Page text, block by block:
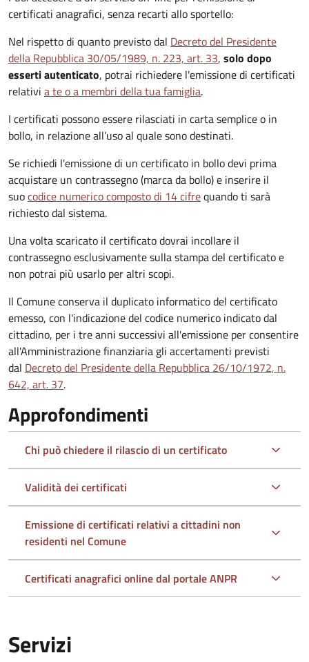
certificati anagrafici, senza recarti allo sportello:
Nel rispetto di quanto previsto dal Decreto del Presidente
della Repubblica 30/05/1989, n. 223, art. 33, solo dopo
esserti autenticato, potrai richiedere l'emissione di certificati
relativi a te o a membri della tua famiglia.
I certificati possono essere rilasciati in carta semplice o in
bollo, in relazione all’uso al quale sono destinati.
Se richiedi l'emissione di un certificato in bollo devi prima
acquistare un contrassegno (marca da bollo) e inserire il
suocodice numerico composto di 14 cifrequando ti sarà
richiesto dal sistema.
Una volta scaricato il certificato dovrai incollare il
contrassegno esclusivamente sulla stampa del certificato e
non potrai più usarlo per altri scopi.
Il Comune conserva il duplicato informatico del certificato
emesso, con l'indicazione del codice numerico indicato dal
cittadino, per i tre anni successivi all'emissione per consentire
all'Amministrazione finanziaria gli accertamenti previsti
dal Decreto del Presidente della Repubblica 26/10/1972, n.
642, art. 37.
Approfondimenti
Chi può chiedere il rilascio di un certificato
Validità dei certificati
Emissione di certificati relativi a cittadini non
residenti nel Comune
Certificati anagrafici online dal portale ANPR
Servizi